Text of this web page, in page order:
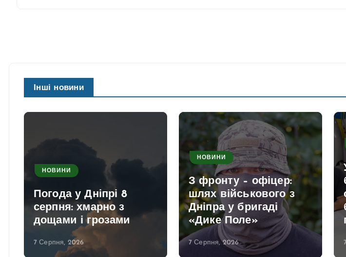
Інші новини
НОВИНИ
Погода у Дніпрі 8
серпня: хмарно з
дощами і грозами
7 Серпня, 2026
НОВИНИ
З фронту – офіцер:
шлях військового з
Дніпра у бригаді
«Дике Поле»
7 Серпня, 2026